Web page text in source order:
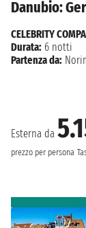
Danubio:
Esterna da
prezzo per persona
CELEBRITY
Durata: 6 notti
Partenza da: